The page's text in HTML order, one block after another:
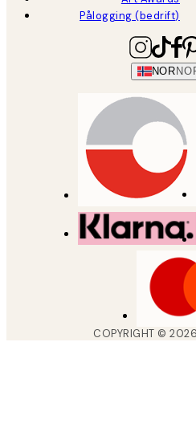
Pålogging (bedrift)
NOR
COPYRIGHT ©2026